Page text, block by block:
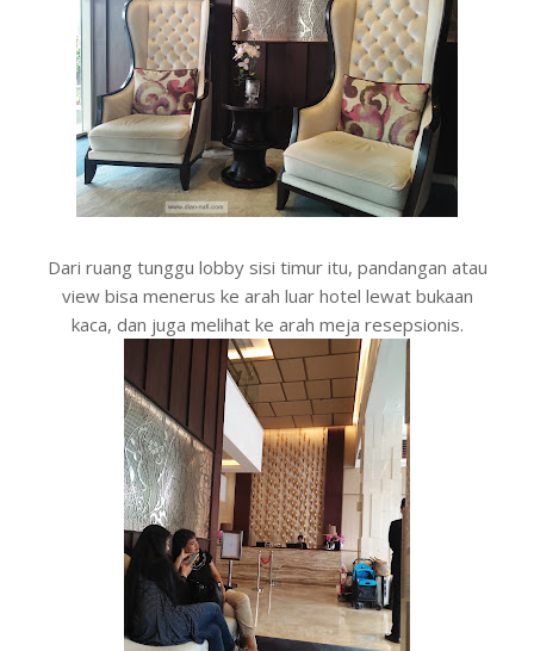
Dari ruang tunggu lobby sisi timur itu, pandangan atau
view bisa menerus ke arah luar hotel lewat bukaan
kaca, dan juga melihat ke arah meja resepsionis.